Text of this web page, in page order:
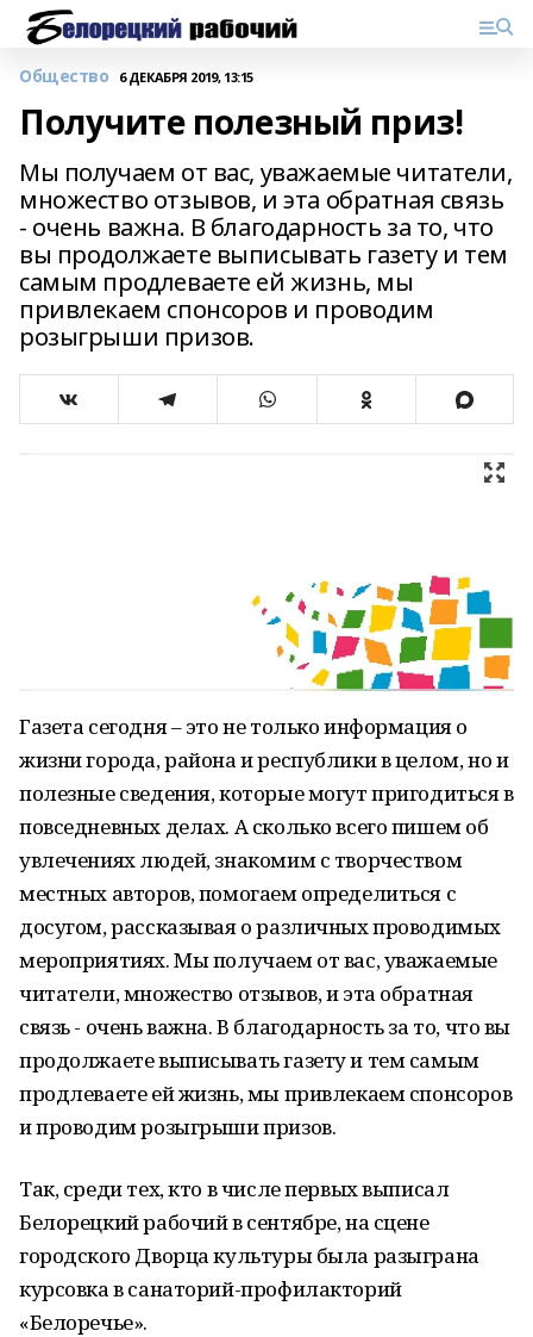
Общество 6 ДЕКАБРЯ 2019, 13:15
Получите полезный приз!
Мы получаем от вас, уважаемые читатели,
множество отзывов, и эта обратная связь
- очень важна. В благодарность за то, что
вы продолжаете выписывать газету и тем
самым продлеваете ей жизнь, мы
привлекаем спонсоров и проводим
розыгрыши призов.
Газета сегодня – это не только информация о
жизни города, района и республики в целом, но и
полезные сведения, которые могут пригодиться в
повседневных делах. А сколько всего пишем об
увлечениях людей, знакомим с творчеством
местных авторов, помогаем определиться с
досугом, рассказывая о различных проводимых
мероприятиях. Мы получаем от вас, уважаемые
читатели, множество отзывов, и эта обратная
связь - очень важна. В благодарность за то, что вы
продолжаете выписывать газету и тем самым
продлеваете ей жизнь, мы привлекаем спонсоров
и проводим розыгрыши призов.
Так, среди тех, кто в числе первых выписал
Белорецкий рабочий в сентябре, на сцене
городского Дворца культуры была разыграна
курсовка в санаторий-профилакторий
«Белоречье».